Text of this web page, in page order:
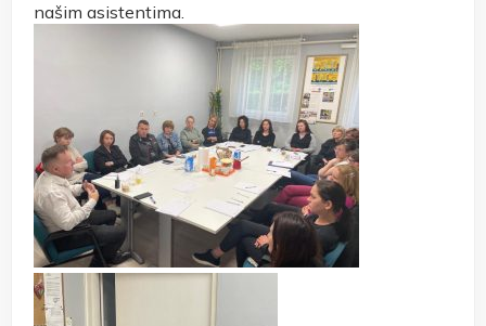
našim asistentima.